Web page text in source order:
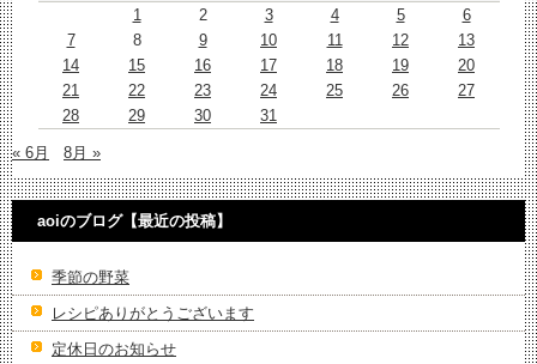
1
2 3 4 5
6
7
8 9 10 11 12
13
14
15 16 17 18 19
20
21
22 23 24 25 26
27
28
29 30 31
« 6月 8月 »
aoiのブログ【最近の投稿】
季節の野菜
レシピありがとうございます
定休日のお知らせ